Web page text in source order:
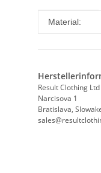
Wert
Material:
Result Clothing Ltd
Narcisova 1
Bratislava,